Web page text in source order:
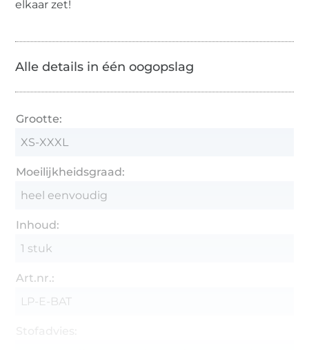
elkaar zet!
Alle details in één oogopslag
Grootte:
XS-XXXL
Moeilijkheidsgraad:
heel eenvoudig
Inhoud:
1 stuk
Art.nr.:
LP-E-BAT